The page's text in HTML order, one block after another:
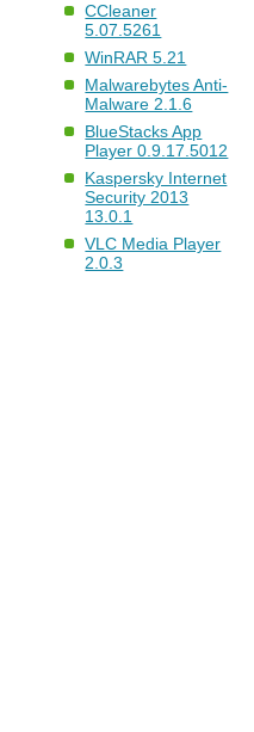
CCleaner
5.07.5261
WinRAR 5.21
Malwarebytes Anti-
Malware 2.1.6
BlueStacks App
Player 0.9.17.5012
Kaspersky Internet
Security 2013
13.0.1
VLC Media Player
2.0.3